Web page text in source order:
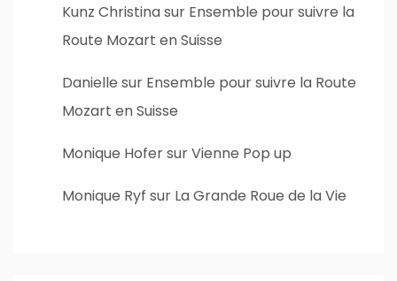
Kunz Christinasur Ensemble pour suivre la
Route Mozart en Suisse
Danielle sur Ensemble pour suivre la Route
Mozart en Suisse
Monique HofersurVienne Pop up
Monique Ryf sur La Grande Roue de la Vie